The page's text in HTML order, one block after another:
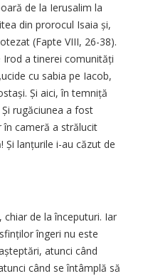
de la Ierusalim la
din prorocul Isaia și,
(Fapte VIII, 26-38).
Irod a tinerei comunități
cu sabia pe Iacob,
Și aici, în temniță
rugăciunea a fost
în cameră a strălucit
Și lanțurile i-au căzut de
de la începuturi. Iar
îngeri nu este
atunci când
când se întâmplă să